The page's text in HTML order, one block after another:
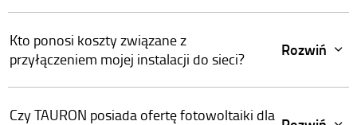
Kto ponosi koszty związane z
przyłączeniem mojej instalacji do sieci?
Rozwiń
Czy TAURON posiada ofertę fotowoltaiki dla